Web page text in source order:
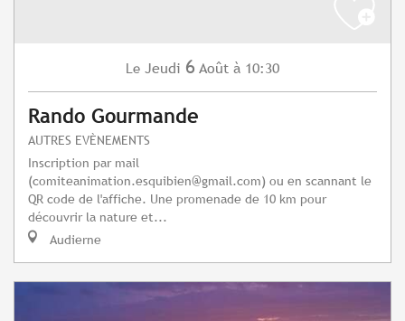
Le Jeudi 6 Août à 10:30
Rando Gourmande
AUTRES EVÈNEMENTS
Inscription par mail
(comiteanimation.esquibien@gmail.com) ou en scannant le
QR code de l'affiche. Une promenade de 10 km pour
découvrir la nature et...
Audierne